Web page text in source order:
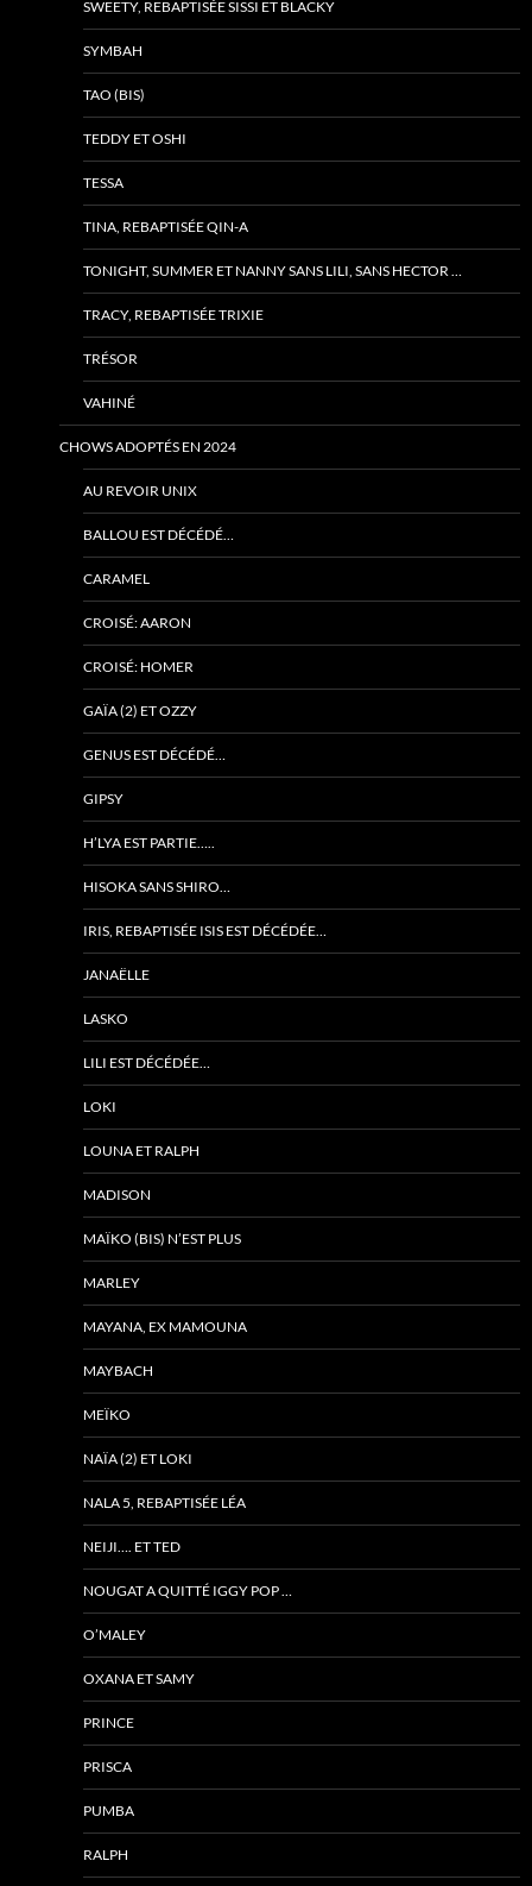
SWEETY, REBAPTISÉE SISSI ET BLACKY
SYMBAH
TAO (BIS)
TEDDY ET OSHI
TESSA
TINA, REBAPTISÉE QIN-A
TONIGHT, SUMMER ET NANNY SANS LILI, SANS HECTOR …
TRACY, REBAPTISÉE TRIXIE
TRÉSOR
VAHINÉ
CHOWS ADOPTÉS EN 2024
AU REVOIR UNIX
BALLOU EST DÉCÉDÉ…
CARAMEL
CROISÉ: AARON
CROISÉ: HOMER
GAÏA (2) ET OZZY
GENUS EST DÉCÉDÉ…
GIPSY
H’LYA EST PARTIE…..
HISOKA SANS SHIRO…
IRIS, REBAPTISÉE ISIS EST DÉCÉDÉE…
JANAËLLE
LASKO
LILI EST DÉCÉDÉE…
LOKI
LOUNA ET RALPH
MADISON
MAÏKO (BIS) N’EST PLUS
MARLEY
MAYANA, EX MAMOUNA
MAYBACH
MEÏKO
NAÏA (2) ET LOKI
NALA 5, REBAPTISÉE LÉA
NEIJI…. ET TED
NOUGAT A QUITTÉ IGGY POP …
O’MALEY
OXANA ET SAMY
PRINCE
PRISCA
PUMBA
RALPH